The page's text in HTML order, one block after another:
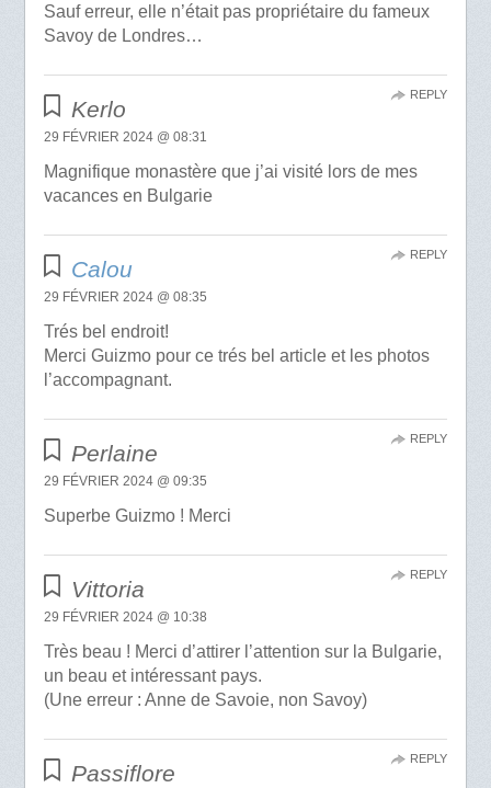
Sauf erreur, elle n’était pas propriétaire du fameux
Savoy de Londres…
Kerlo
29 FÉVRIER 2024 @ 08:31
Magnifique monastère que j’ai visité lors de mes
vacances en Bulgarie
REPLY
Calou
29 FÉVRIER 2024 @ 08:35
Trés bel endroit!
Merci Guizmo pour ce trés bel article et les photos
l’accompagnant.
REPLY
Perlaine
29 FÉVRIER 2024 @ 09:35
Superbe Guizmo ! Merci
REPLY
Vittoria
29 FÉVRIER 2024 @ 10:38
Très beau ! Merci d’attirer l’attention sur la Bulgarie,
un beau et intéressant pays.
(Une erreur : Anne de Savoie, non Savoy)
REPLY
Passiflore
REPLY